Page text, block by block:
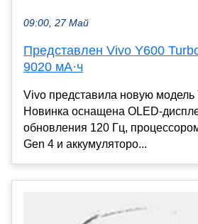
09:00, 27 Май
Представлен Vivo Y600
9020 мА·ч
Vivo представила новую модель
Новинка оснащена OLED-
обновления 120 Гц,
Gen 4 и аккумуляторо...